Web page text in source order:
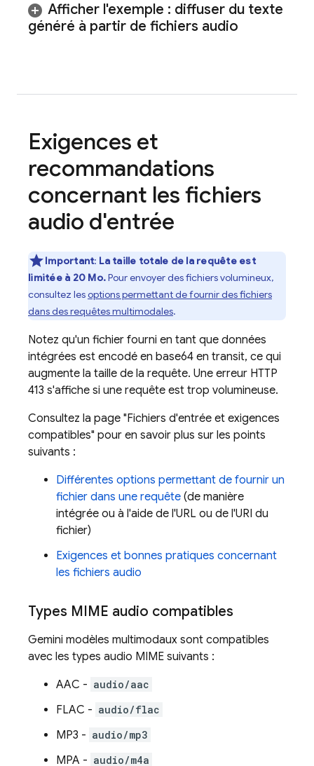
Afficher l'exemple : diffuser du texte
généré à partir de fichiers audio
Exigences et
recommandations
concernant les fichiers
audio d'entrée
Important: La taille totale de la requête est
limitée à 20 Mo.Pour envoyer des fichiers volumineux,
consultez lesoptions permettant de fournir des fichiers
dans des requêtes multimodales.
Notez qu'un fichier fourni en tant que données
intégrées est encodé en base64 en transit, ce qui
augmente la taille de la requête. Une erreur HTTP
413 s'affiche si une requête est trop volumineuse.
Consultez la page "Fichiers d'entrée et exigences
compatibles" pour en savoir plus sur les points
suivants :
Différentes options permettant de fournir un
fichier dans une requête (de manière
intégrée ou à l'aide de l'URL ou de l'URI du
fichier)
Exigences et bonnes pratiques concernant
les fichiers audio
Types MIME audio compatibles
Gemini modèles multimodaux sont compatibles
avec les types audio MIME suivants :
AAC - audio/aac
FLAC - audio/flac
MP3 - audio/mp3
MPA - audio/m4a